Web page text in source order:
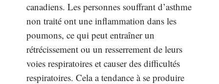
canadiens. Les personnes souffrant d’asthme
non traité ont une inflammation dans les
poumons, ce qui peut entraîner un
rétrécissement ou un resserrement de leurs
voies respiratoires et causer des difficultés
respiratoires. Cela a tendance à se produire